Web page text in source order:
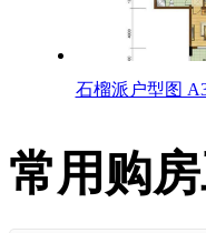
石榴派户型图
常用购